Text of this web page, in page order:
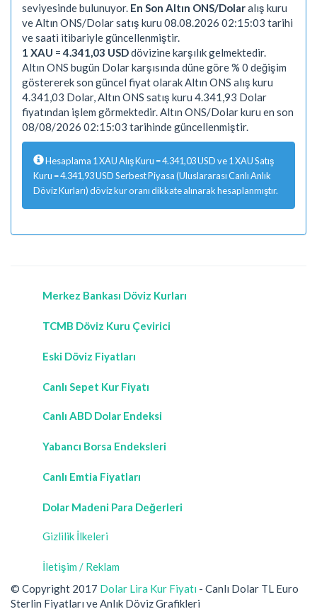
seviyesinde bulunuyor. En Son Altın ONS/Dolaralış kuru
ve Altın ONS/Dolar satış kuru 08.08.2026 02:15:03 tarihi
ve saati itibariyle güncellenmiştir.
1 XAU =4.341,03 USDdövizine karşılık gelmektedir.
Altın ONS bugün Dolar karşısında düne göre % 0 değişim
göstererek son güncel fiyat olarak Altın ONS alış kuru
4.341,03 Dolar, Altın ONS satış kuru 4.341,93 Dolar
fiyatından işlem görmektedir. Altın ONS/Dolar kuru en son
08/08/2026 02:15:03 tarihinde güncellenmiştir.
Hesaplama 1 XAU Alış Kuru = 4.341,03 USD ve 1 XAU Satış
Kuru = 4.341,93 USD Serbest Piyasa (Uluslararası Canlı Anlık
Döviz Kurları) döviz kur oranı dikkate alınarak hesaplanmıştır.
Merkez Bankası Döviz Kurları
TCMB Döviz Kuru Çevirici
Eski Döviz Fiyatları
Canlı Sepet Kur Fiyatı
Canlı ABD Dolar Endeksi
Yabancı Borsa Endeksleri
Canlı Emtia Fiyatları
Dolar Madeni Para Değerleri
Gizlilik İlkeleri
İletişim / Reklam
© Copyright 2017 Dolar Lira Kur Fiyatı - Canlı Dolar TL Euro
Sterlin Fiyatları ve Anlık Döviz Grafikleri